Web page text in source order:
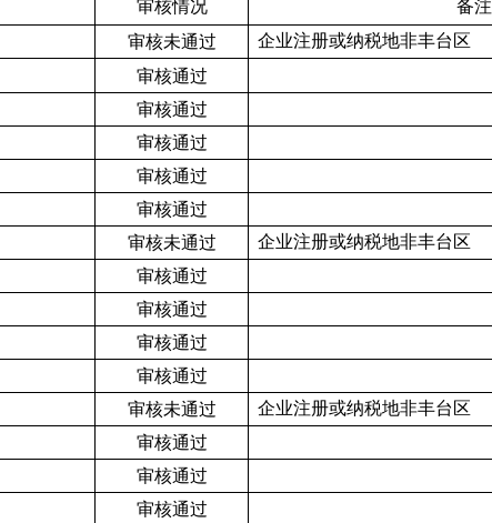
审核情况
备注
审核未通过
企业注册或纳税地非丰台区
审核通过
审核通过
审核通过
审核通过
审核通过
审核未通过
企业注册或纳税地非丰台区
审核通过
审核通过
审核通过
审核通过
审核未通过
企业注册或纳税地非丰台区
审核通过
审核通过
审核通过